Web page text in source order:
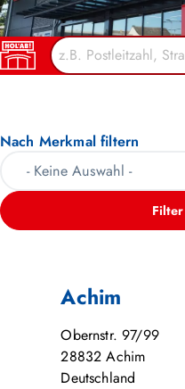
Nach Merkmal filtern
Achim
Obernstr. 97/99
28832 Achim
Deutschland